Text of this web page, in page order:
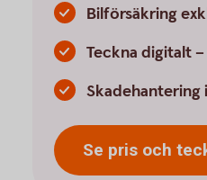
Bilförsäkring
Teckna digitalt
Se pris och